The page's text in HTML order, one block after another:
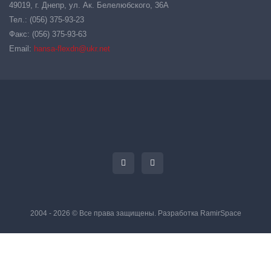
49019, г. Днепр, ул. Ак. Белелюбского, 36А
Тел.: (056) 375-93-23
Факс: (056) 375-93-63
Email: hansa-flexdn@ukr.net
2004 - 2026 © Все права защищены. Разработка RamirSpace